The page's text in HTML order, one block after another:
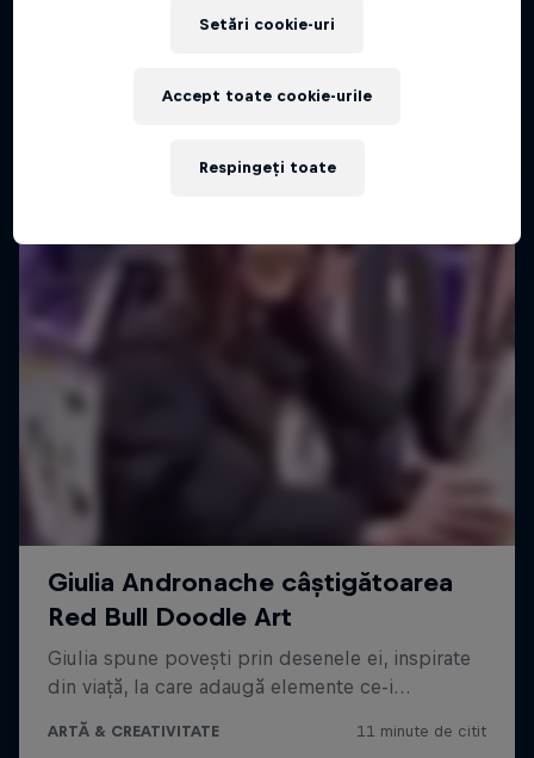
Setări cookie-uri
Respingeți toate
Accept toate cookie-urile